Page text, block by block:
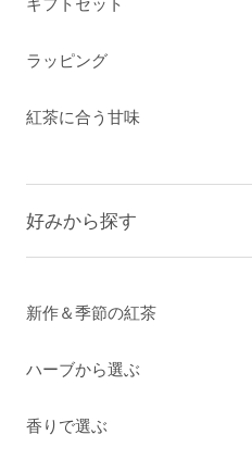
ギフトセット
ラッピング
紅茶に合う甘味
好みから探す
新作＆季節の紅茶
ハーブから選ぶ
香りで選ぶ